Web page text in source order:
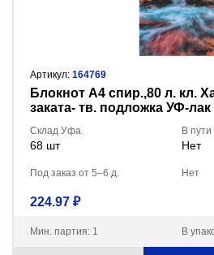
Артикул: 164769
Блокнот А4 спир.,80 л. кл.
заката- тв. подложка УФ-
Склад Уфа
68 шт
В пути
Нет
Под заказ от 5–6 д. Нет
224.97 ₽
Мин. партия: 1 В